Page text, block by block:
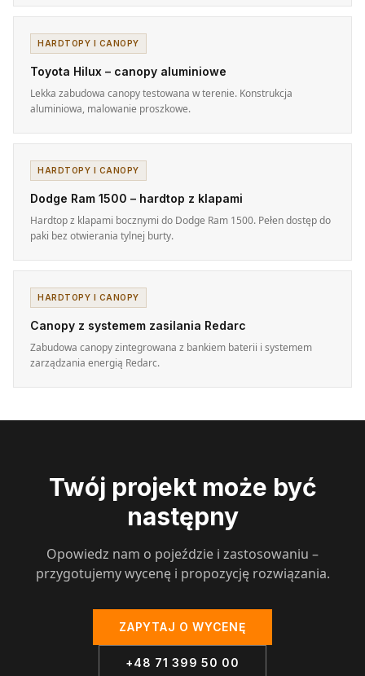
HARDTOPY I CANOPY
Toyota Hilux – canopy aluminiowe
Lekka zabudowa canopy testowana w terenie. Konstrukcja
aluminiowa, malowanie proszkowe.
HARDTOPY I CANOPY
Dodge Ram 1500 – hardtop z klapami
Hardtop z klapami bocznymi do Dodge Ram 1500. Pełen dostęp do
paki bez otwierania tylnej burty.
HARDTOPY I CANOPY
Canopy z systemem zasilania Redarc
Zabudowa canopy zintegrowana z bankiem baterii i systemem
zarządzania energią Redarc.
Twój projekt może być
następny
Opowiedz nam o pojeździe i zastosowaniu –
przygotujemy wycenę i propozycję rozwiązania.
ZAPYTAJ O WYCENĘ
+48 71 399 50 00